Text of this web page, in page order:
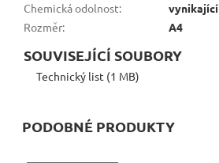
Chemická odolnost:
vynikající
Rozměr: A4
SOUVISEJÍCÍ SOUBORY
Technický list (1 MB)
PODOBNÉ PRODUKTY